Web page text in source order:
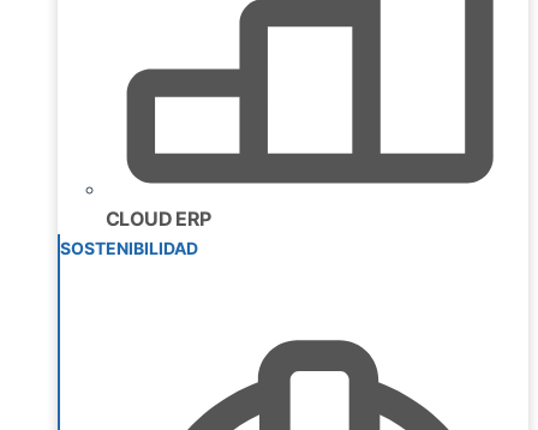
CLOUD ERP
SOSTENIBILIDAD